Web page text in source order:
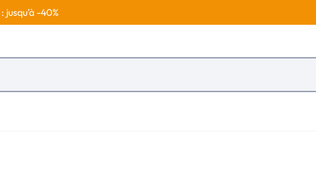
jusqu'à -40%